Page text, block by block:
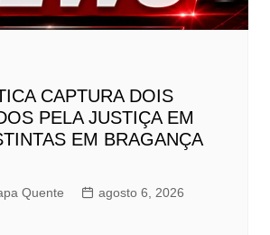
CAPTURA DOIS
PELA JUSTIÇA EM
EM BRAGANÇA
Quente
agosto 6, 2026